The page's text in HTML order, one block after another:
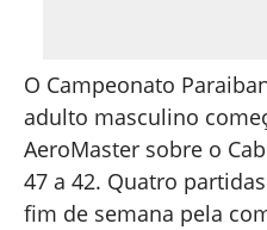
O Campeonato
adulto masculino
AeroMaster sobre o
47 a 42. Quatro
fim de semana pela